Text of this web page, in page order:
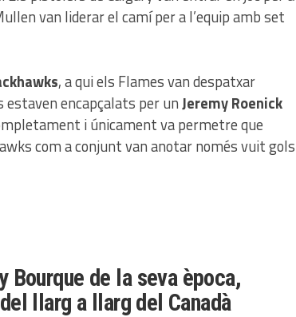
van liderar el camí per a l’equip amb set
, a qui els Flames van despatxar
encapçalats per unJeremy Roenick
i únicament va permetre que
com a conjunt van anotar només vuit gols
Bourque de la seva època,
llarg a llarg del Canadà